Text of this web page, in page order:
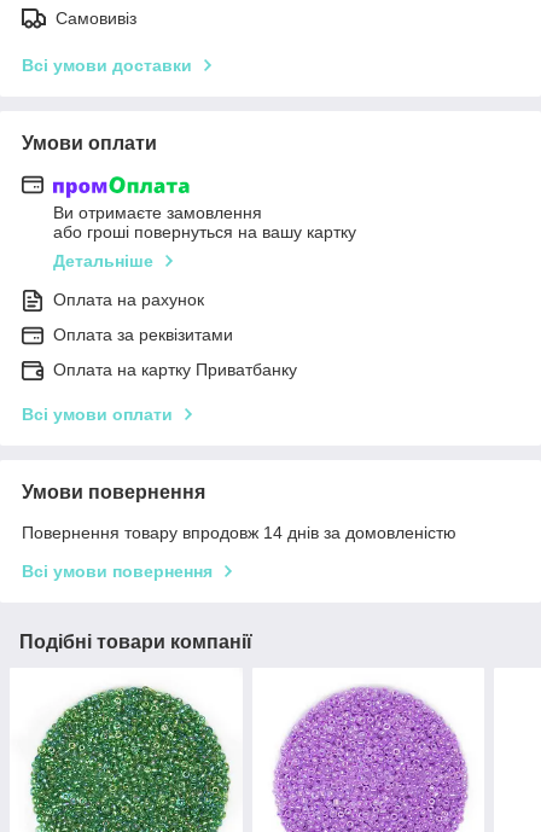
Самовивіз
Всі умови доставки
Умови оплати
Ви отримаєте замовлення
або гроші повернуться на вашу картку
Детальніше
Оплата на рахунок
Оплата за реквізитами
Оплата на картку Приватбанку
Всі умови оплати
Умови повернення
Повернення товару впродовж 14 днів за домовленістю
Всі умови повернення
Подібні товари компанії